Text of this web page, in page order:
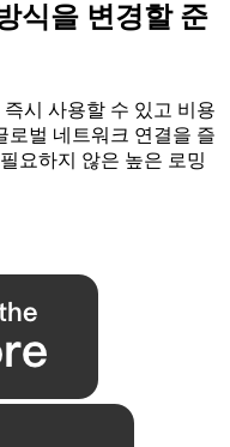
식을 변경할 준
시 사용할 수 있고 비용
로벌 네트워크 연결을 즐
요하지 않은 높은 로밍